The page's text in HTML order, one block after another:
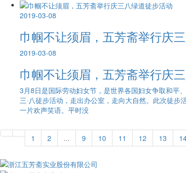
2019-03-08
巾帼不让须眉，五芳斋举行庆
2019-03-08
巾帼不让须眉，五芳斋举行庆
3月8日是国际劳动妇女节，是世界各国妇女争取和平
三·八徒步活动，走出办公室，走向大自然。此次徒
一片欢声笑语。平时没
1 2 ... 9 10 11 12 13